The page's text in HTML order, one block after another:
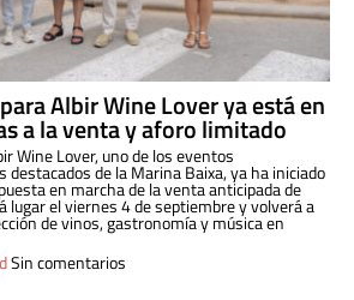
Albir Wine Lover ya está en
a la venta y aforo limitado
Wine Lover, uno de los eventos
de la Marina Baixa, ya ha iniciado
en marcha de la venta anticipada de
lugar el viernes 4 de septiembre y volverá a
de vinos, gastronomía y música en
Sin comentarios